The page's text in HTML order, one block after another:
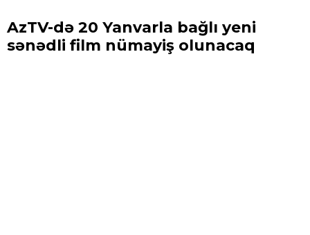
AzTV-də 20 Yanvarla bağlı yeni
sənədli film nümayiş olunacaq